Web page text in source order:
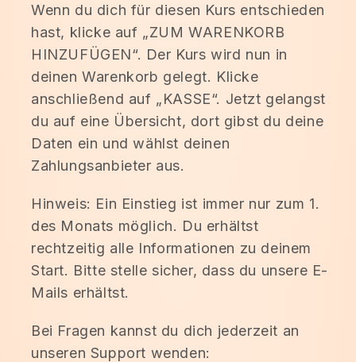
Wenn du dich für diesen Kurs entschieden
hast, klicke auf „ZUM WARENKORB
HINZUFÜGEN“. Der Kurs wird nun in
deinen Warenkorb gelegt. Klicke
anschließend auf „KASSE“. Jetzt gelangst
du auf eine Übersicht, dort gibst du deine
Daten ein und wählst deinen
Zahlungsanbieter aus.
Hinweis: Ein Einstieg ist immer nur zum 1.
des Monats möglich. Du erhältst
rechtzeitig alle Informationen zu deinem
Start. Bitte stelle sicher, dass du unsere E-
Mails erhältst.
Bei Fragen kannst du dich jederzeit an
unseren Support wenden: